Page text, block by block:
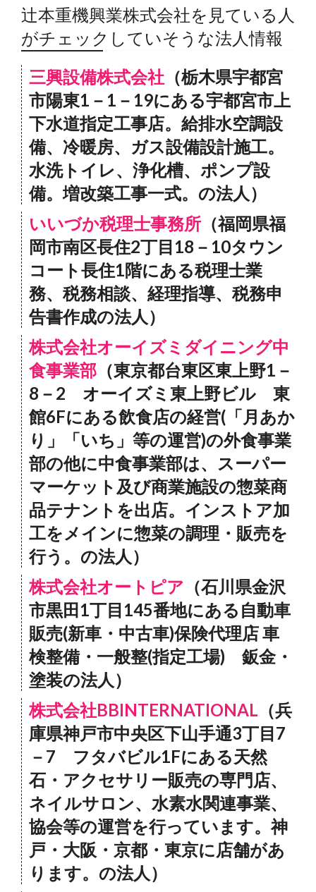
辻本重機興業株式会社を見ている人
がチェックしていそうな法人情報
三興設備株式会社 （栃木県宇都宮
市陽東1－1－19にある宇都宮市上
下水道指定工事店。給排水空調設
備、冷暖房、ガス設備設計施工。
水洗トイレ、浄化槽、ポンプ設
備。増改築工事一式。の法人）
いいづか税理士事務所 （福岡県福
岡市南区長住2丁目18－10タウン
コート長住1階にある税理士業
務、税務相談、経理指導、税務申
告書作成の法人）
株式会社オーイズミダイニング中
食事業部 （東京都台東区東上野1－
8－2 オーイズミ東上野ビル 東
館6Fにある飲食店の経営(「月あか
り」「いち」等の運営)の外食事業
部の他に中食事業部は、スーパー
マーケット及び商業施設の惣菜商
品テナントを出店。インストア加
工をメインに惣菜の調理・販売を
行う。の法人）
株式会社オートピア （石川県金沢
市黒田1丁目145番地にある自動車
販売(新車・中古車)保険代理店 車
検整備・一般整(指定工場) 鈑金・
塗装の法人）
株式会社BBINTERNATIONAL （兵
庫県神戸市中央区下山手通3丁目7
－7 フタバビル1Fにある天然
石・アクセサリー販売の専門店、
ネイルサロン、水素水関連事業、
協会等の運営を行っています。神
戸・大阪・京都・東京に店舗があ
ります。の法人）